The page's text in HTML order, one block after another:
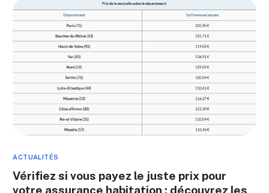
ACTUALITÉS
Vérifiez si vous payez le juste prix pour
votre assurance habitation : découvrez les